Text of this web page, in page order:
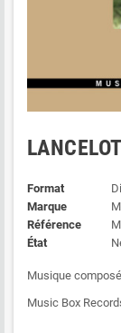
Format
Marque
Référence
État
Musique
Music Box